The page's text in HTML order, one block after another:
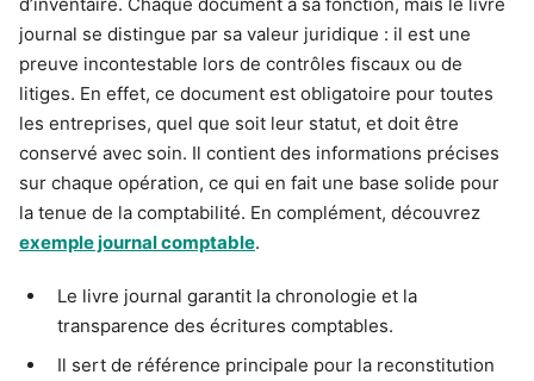
journal se distingue par sa valeur juridique : il est une
preuve incontestable lors de contrôles fiscaux ou de
litiges. En effet, ce document est obligatoire pour toutes
les entreprises, quel que soit leur statut, et doit être
conservé avec soin. Il contient des informations précises
sur chaque opération, ce qui en fait une base solide pour
la tenue de la comptabilité. En complément, découvrez
exemple journal comptable.
Le livre journal garantit la chronologie et la
transparence des écritures comptables.
Il sert de référence principale pour la reconstitution